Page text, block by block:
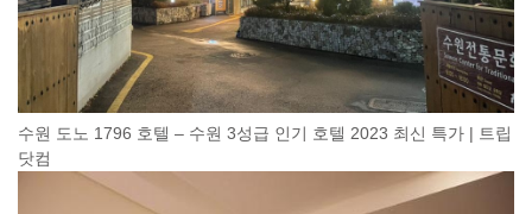
수원 도노 1796 호텔 – 수원 3성급 인기 호텔 2023 최신 특가 | 트립
닷컴